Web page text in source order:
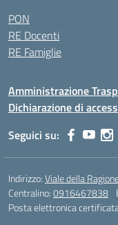
PON
RE Docenti
RE Famiglie
Amministrazione
Dichiarazione di
Seguici su:
Indirizzo:Viale della
Centralino:0916467838
Posta elettronica